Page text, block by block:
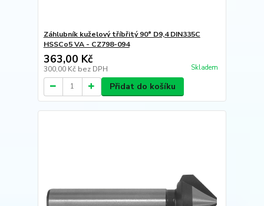
Záhlubník kuželový tříbřitý 90° D9,4 DIN335C
HSSCo5 VA - CZ798-094
363,00 Kč
300,00 Kč bez DPH Skladem
Přidat do košíku